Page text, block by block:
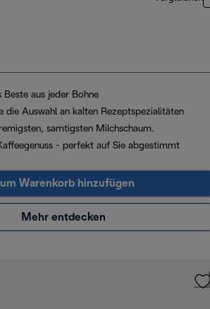
Beste aus jeder Bohne
die Auswahl an kalten Rezeptspezialitäten
samtigsten Milchschaum.
- perfekt auf Sie abgestimmt
Warenkorb hinzufügen
Mehr entdecken